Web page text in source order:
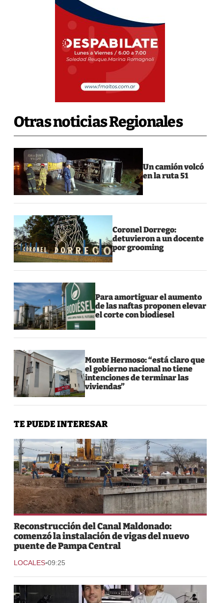
Otras noticias Regionales
Un camión volcó
en la ruta 51
Coronel Dorrego:
detuvieron a un docente
por grooming
Para amortiguar el aumento
de las naftas proponen elevar
el corte con biodiesel
Monte Hermoso: “está claro que
el gobierno nacional no tiene
intenciones de terminar las
viviendas”
TE PUEDE INTERESAR
Reconstrucción del Canal Maldonado:
comenzó la instalación de vigas del nuevo
puente de Pampa Central
LOCALES-09:25